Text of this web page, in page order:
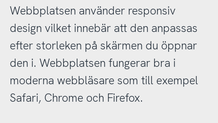
Webbplatsen använder responsiv
design vilket innebär att den anpassas
efter storleken på skärmen du öppnar
den i. Webbplatsen fungerar bra i
moderna webbläsare som till exempel
Safari, Chrome och Firefox.